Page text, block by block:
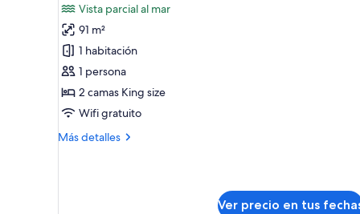
piscina
fotos
de
Habitación
superior,
hidromasaje,
vista
al
Vista parcial al mar
91 m²
1 habitación
1 persona
2 camas King size
Wifi gratuito
Más detalles
Más
Ver precio en tus